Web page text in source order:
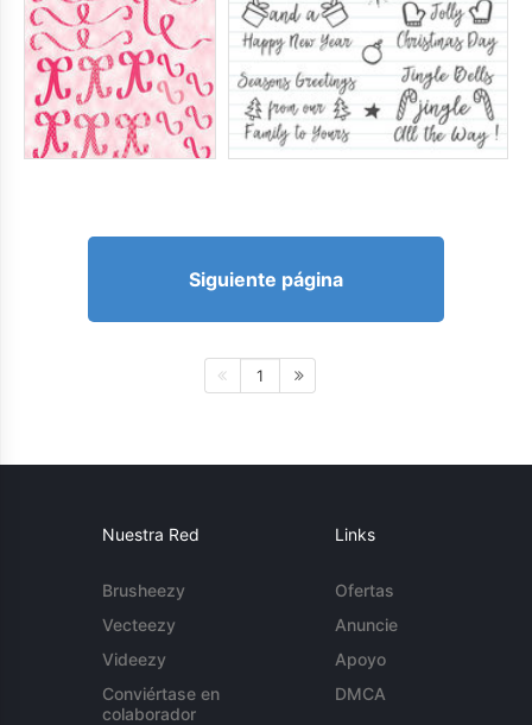
Siguiente página
1
Nuestra Red
Brusheezy
Vecteezy
Videezy
Conviértase en
colaborador
Links
Ofertas
Anuncie
Apoyo
DMCA